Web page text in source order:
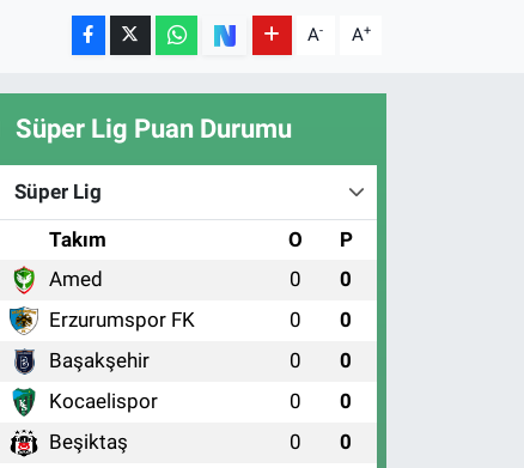
A- A+
Süper Lig Puan Durumu
Süper Lig
Takım O P
Amed 0 0
Erzurumspor FK 0 0
Başakşehir 0 0
Kocaelispor 0 0
Beşiktaş 0 0